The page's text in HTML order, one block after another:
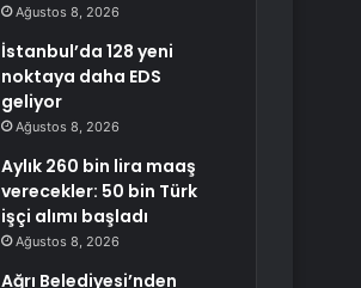
Ağustos 8, 2026
İstanbul’da 128 yeni
noktaya daha EDS
geliyor
Ağustos 8, 2026
Aylık 260 bin lira maaş
verecekler: 50 bin Türk
işçi alımı başladı
Ağustos 8, 2026
Ağrı Belediyesi’nden